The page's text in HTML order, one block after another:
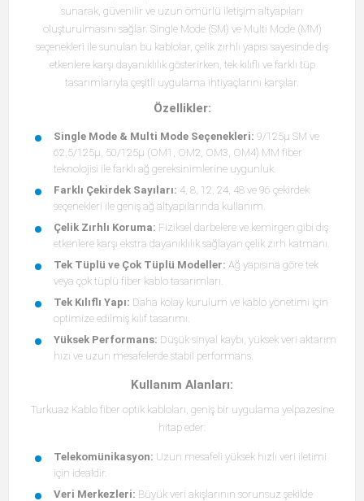
sunarak, güvenilir ve uzun ömürlü iletişim altyapıları
oluşturulmasını sağlar. Single Mode (SM) ve Multi Mode (MM)
seçenekleri ile sunulan bu kablolar, çelik zırhlı yapısı sayesinde dış
etkenlere karşı dayanıklılık gösterirken, tek kılıflı ve farklı tüp
tasarımlarıyla çeşitli uygulama ihtiyaçlarını karşılar.
Özellikler:
Single Mode & Multi Mode Seçenekleri: 9/125µ SM ve
62,5/125µ, 50/125µ (OM1, OM2, OM3, OM4) MM fiber
teknolojisi ile farklı ağ gereksinimlerine uygunluk.
Farklı Çekirdek Sayıları: 4, 8, 12, 24, 48 ve 96 çekirdek
seçenekleri ile geniş ağ altyapılarında kullanım.
Çelik Zırhlı Koruma: Fiziksel darbelere ve kemirgen gibi dış
etkenlere karşı ekstra dayanıklılık sağlayan çelik zırh katmanı.
Tek Tüplü ve Çok Tüplü Modeller: Ağ yapısına göre tek
veya çok tüplü fiber kablo tasarımları.
Tek Kılıflı Yapı: Daha kolay kurulum ve kablo yönetimi için
optimize edilmiş kılıf tasarımı.
Yüksek Performans: Düşük sinyal kaybı, yüksek veri aktarım
hızı ve uzun mesafelerde stabil performans.
Kullanım Alanları:
Turkuaz Kablo fiber optik kabloları, geniş bir uygulama yelpazesine
hitap eder:
Telekomünikasyon: Uzun mesafeli yüksek hızlı veri iletimi
için idealdir.
Veri Merkezleri: Büyük veri akışlarının sorunsuz şekilde